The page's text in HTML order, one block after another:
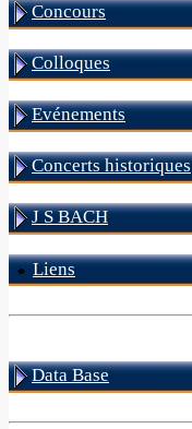
Concours
Colloques
Evénements
Concerts historiques
J S BACH
Liens
Data Base